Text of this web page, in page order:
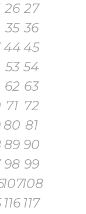
26 27
35 36
4445
53 54
62 63
71 72
80 81
89 90
98 99
107108
116 117